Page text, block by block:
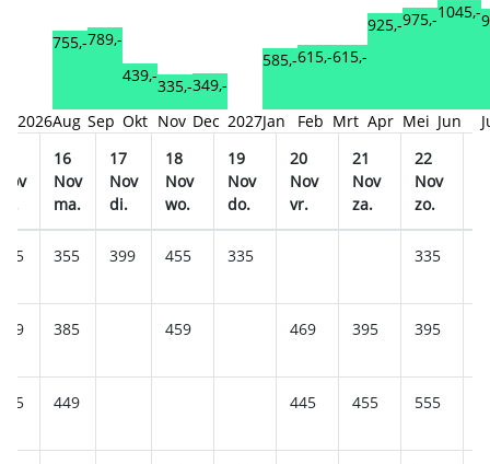
2026
755,-
Aug
789,-
Sep
439,-
Okt
335,-
Nov
349,-
Dec 2027
585,-
Jan
615,-
Feb
615,-
Mrt
925,-
Apr
975,-
Mei
1045,-
Jun
16
Nov
ma.
17
Nov
di.
18
Nov
wo.
19
Nov
do.
20
Nov
vr.
21
Nov
za.
22
Nov
zo.
355 399 455 335 335
385 459 469 395 395
449 445 455 555